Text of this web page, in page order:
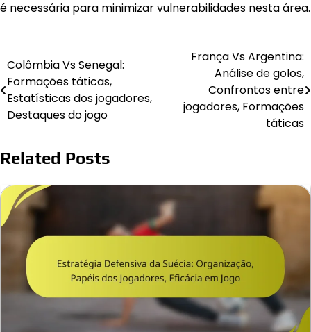
é necessária para minimizar vulnerabilidades nesta área.
Post
navigation
Colômbia Vs Senegal:
Formações táticas,
Estatísticas dos jogadores,
Destaques do jogo
França Vs Argentina:
Análise de golos,
Confrontos entre
jogadores, Formações
táticas
Related Posts